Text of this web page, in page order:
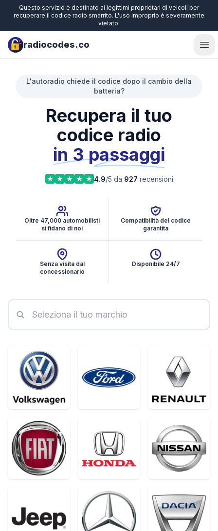
Questo servizio è destinato ai legittimi proprietari di veicoli per
recuperare il codice radio smarrito. L'uso improprio è severamente
vietato.
radiocodes.co
L'autoradio chiede il codice dopo il cambio della
batteria?
Recupera il tuo
codice radio
in 3 passaggi
4.9/5 da 927 recensioni
Oltre 47,000 automobilisti
si fidano di noi
Compatibilità del codice
garantita
Senza visita dal
concessionario
Disponibile 24/7